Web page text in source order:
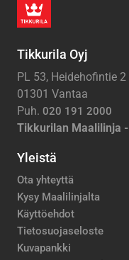
Tikkurila Oyj
PL 53, Heidehofintie 2
01301 Vantaa
Puh. 020 191 2000
Tikkurilan Maalilinja -
Yleistä
Ota yhteyttä
Kysy Maalilinjalta
Käyttöehdot
Tietosuojaseloste
Kuvapankki